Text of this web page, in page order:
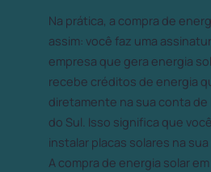
Na prática, a compra de
assim: você faz uma
empresa que gera energia
recebe créditos de energia
diretamente na sua conta de
do Sul. Isso significa que
instalar placas solares na
A compra de energia solar